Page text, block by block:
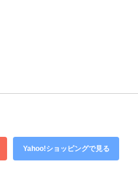
Yahoo!ショッピングで見る